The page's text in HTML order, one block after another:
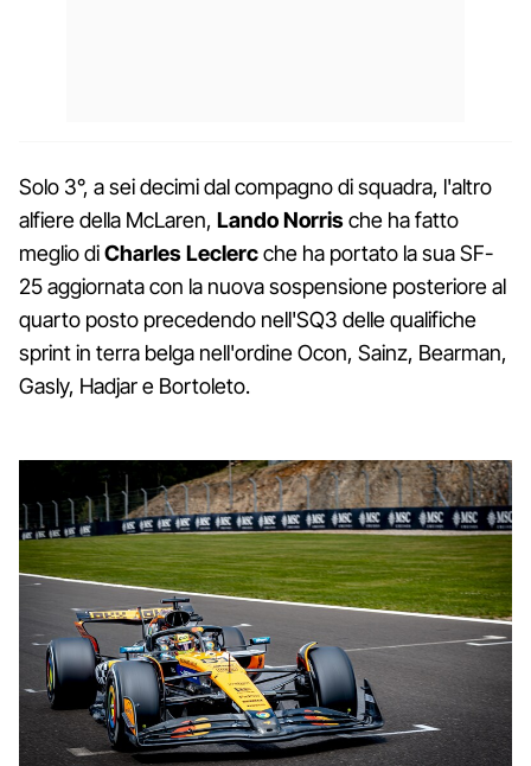
Solo 3°, a sei decimi dal compagno di squadra, l'altro
alfiere della McLaren, Lando Norrische ha fatto
meglio diCharles Leclercche ha portato la sua SF-
25 aggiornata con la nuova sospensione posteriore al
quarto posto precedendo nell'SQ3 delle qualifiche
sprint in terra belga nell'ordine Ocon, Sainz, Bearman,
Gasly, Hadjar e Bortoleto.